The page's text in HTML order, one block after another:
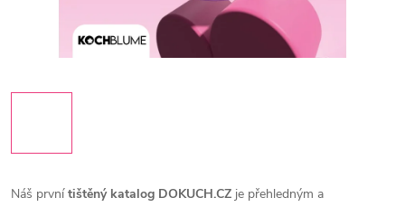
Náš prvnítištěný katalog DOKUCH.CZ je přehledným a